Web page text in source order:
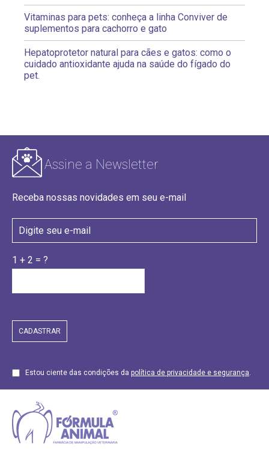
Vitaminas para pets: conheça a linha Conviver de
suplementos para cachorro e gato
Hepatoprotetor natural para cães e gatos: como o
cuidado antioxidante ajuda na saúde do fígado do
pet.
Assine a Newsletter
Receba nossas novidades em seu e-mail
1 + 2 = ?
Estou ciente das condições da política de privacidade e segurança.